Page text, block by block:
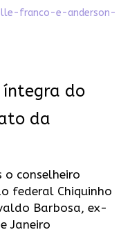
franco-e-anderson-
íntegra do
da
o conselheiro
federal Chiquinho
Barbosa, ex-
Janeiro